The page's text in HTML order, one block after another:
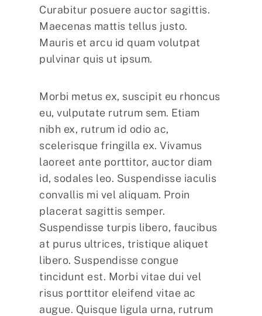
Curabitur posuere auctor sagittis.
Maecenas mattis tellus justo.
Mauris et arcu id quam volutpat
pulvinar quis ut ipsum.
Morbi metus ex, suscipit eu rhoncus
eu, vulputate rutrum sem. Etiam
nibh ex, rutrum id odio ac,
scelerisque fringilla ex. Vivamus
laoreet ante porttitor, auctor diam
id, sodales leo. Suspendisse iaculis
convallis mi vel aliquam. Proin
placerat sagittis semper.
Suspendisse turpis libero, faucibus
at purus ultrices, tristique aliquet
libero. Suspendisse congue
tincidunt est. Morbi vitae dui vel
risus porttitor eleifend vitae ac
augue. Quisque ligula urna, rutrum